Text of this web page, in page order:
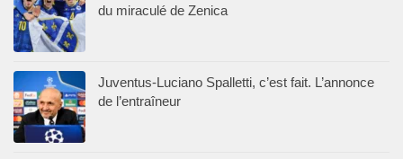
du miraculé de Zenica
Juventus-Luciano Spalletti, c’est fait. L’annonce
de l’entraîneur